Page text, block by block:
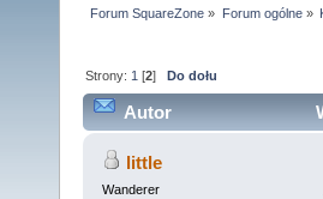
Forum SquareZone » Forum ogólne»
Strony: 1 [2]Do dołu
Autor
little
Wanderer